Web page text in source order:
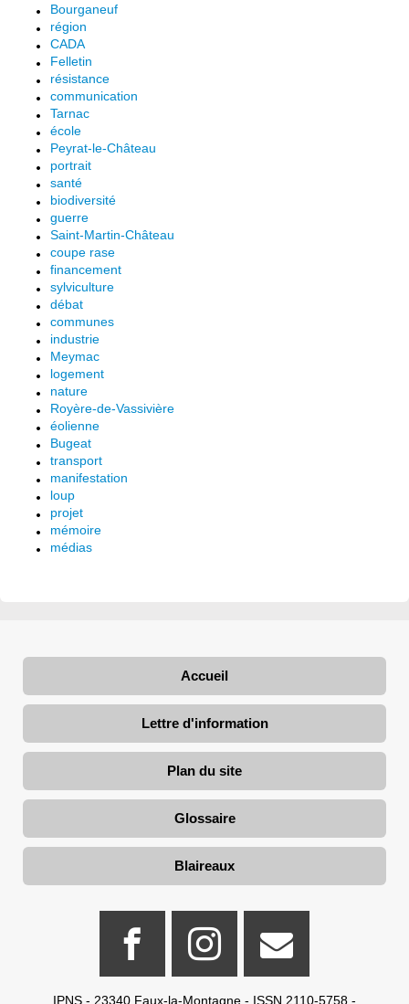
Bourganeuf
région
CADA
Felletin
résistance
communication
Tarnac
école
Peyrat-le-Château
portrait
santé
biodiversité
guerre
Saint-Martin-Château
coupe rase
financement
sylviculture
débat
communes
industrie
Meymac
logement
nature
Royère-de-Vassivière
éolienne
Bugeat
transport
manifestation
loup
projet
mémoire
médias
Accueil
Lettre d'information
Plan du site
Glossaire
Blaireaux
IPNS - 23340 Faux-la-Montagne - ISSN 2110-5758 -